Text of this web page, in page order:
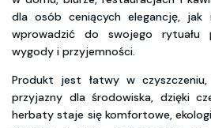
dla osób ceniących elegancję,
wprowadzić do swojego rytuału
wygody i przyjemności.
Produkt jest łatwy w
przyjazny dla środowiska, dzięki
herbaty staje się komfortowe,